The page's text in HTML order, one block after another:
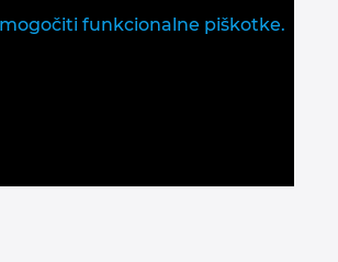
funkcionalne piškotke.